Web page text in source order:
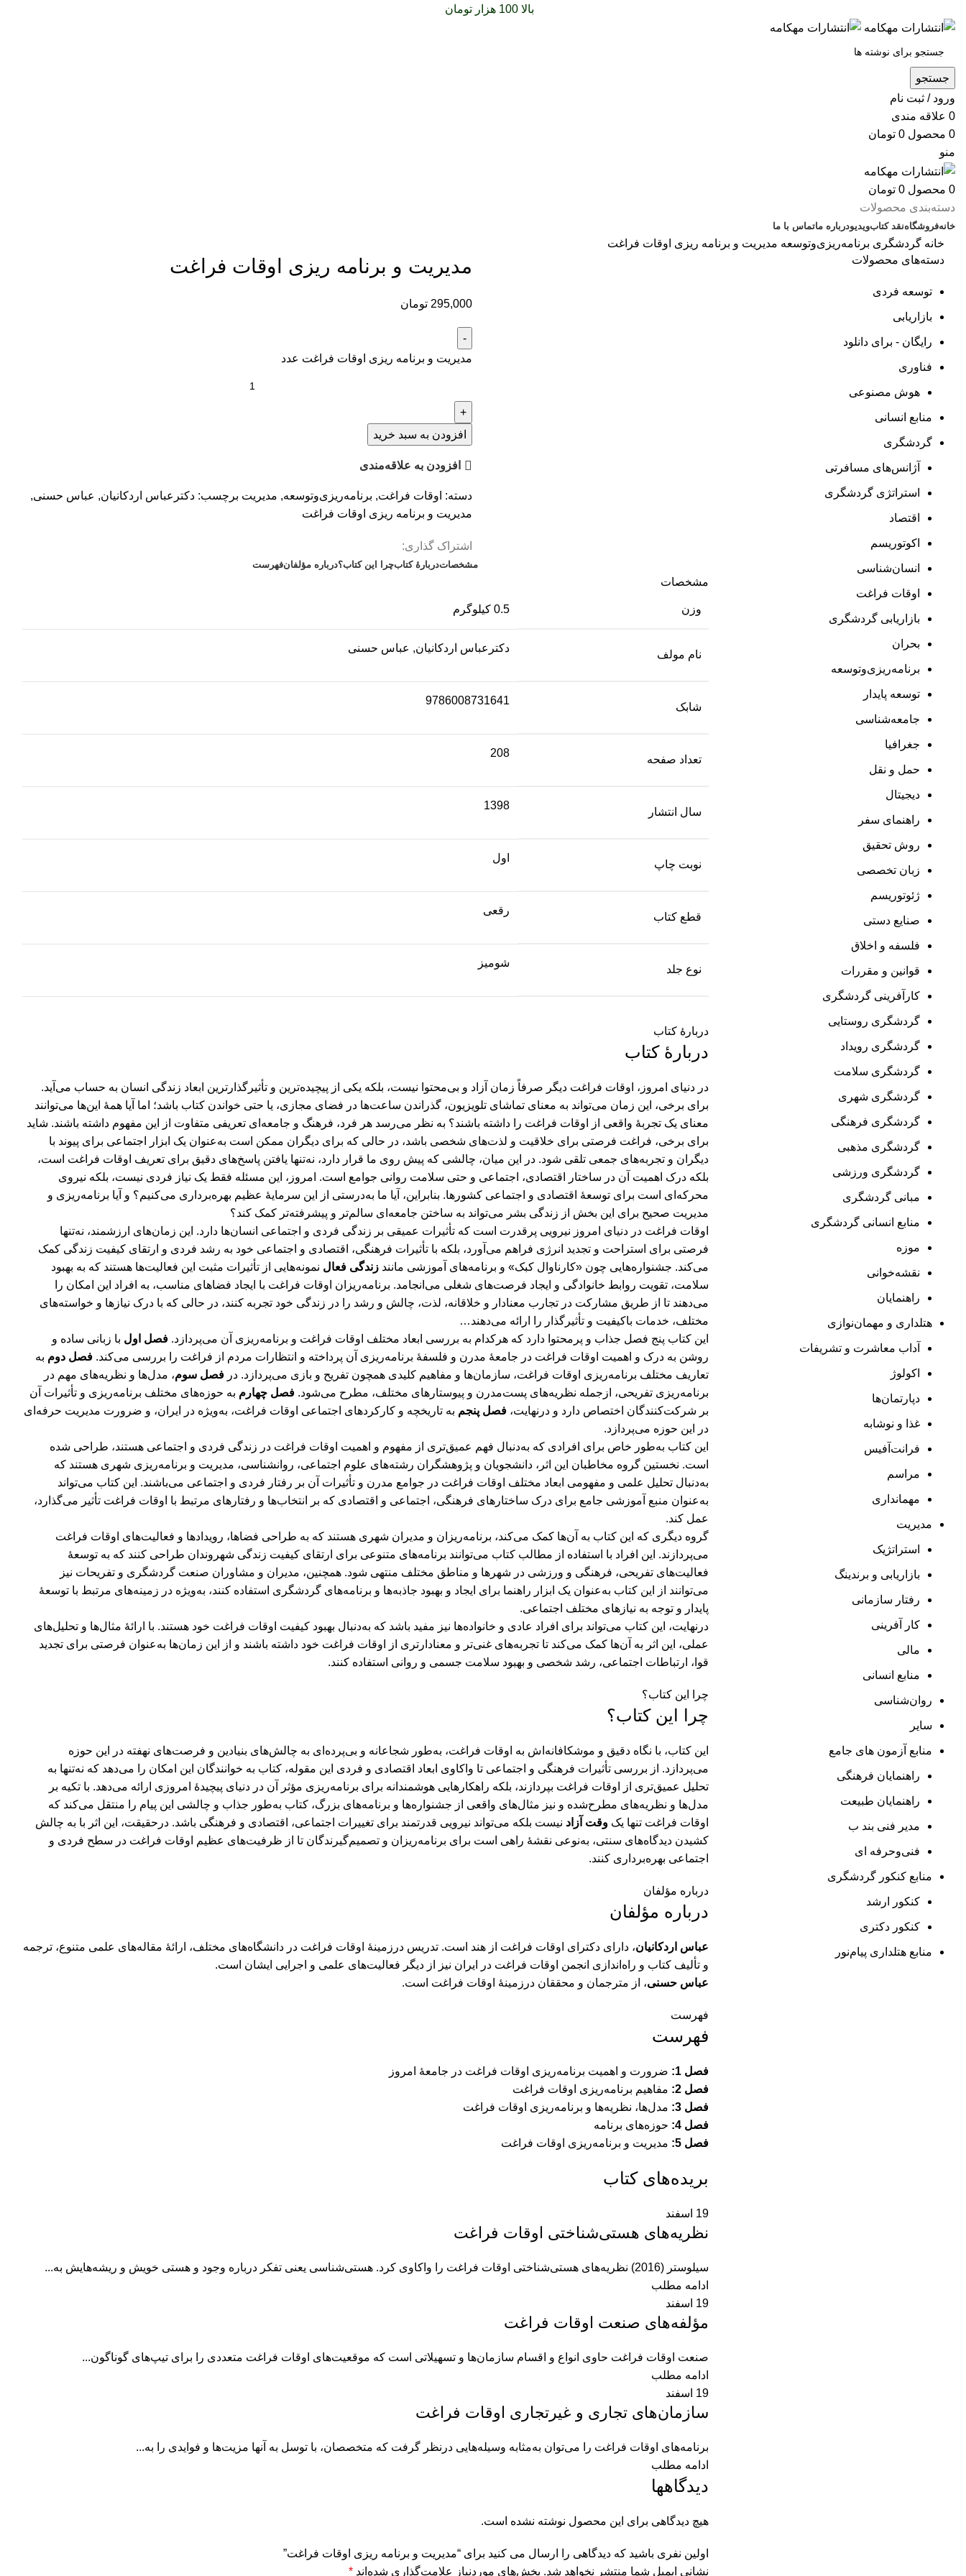
بالا 100 هزار تومان
جستجو
ورود / ثبت نام
0 علاقه مندی
0 محصول 0 تومان
منو
0 محصول 0 تومان
دسته‌بندی محصولات
خانهفروشگاهنقد کتابویدیودرباره‌ ماتماس با ما
خانه گردشگری برنامه‌ریزی‌وتوسعه مدیریت و برنامه ریزی اوقات فراغت
مدیریت و برنامه ریزی اوقات فراغت
295,000 تومان
مدیریت و برنامه ریزی اوقات فراغت عدد
افزودن به سبد خرید
افزودن به علاقه‌مندی
دسته: اوقات فراغت, برنامه‌ریزی‌وتوسعه, مدیریت برچسب: دکترعباس اردکانیان, عباس حسنی,
مدیریت و برنامه ریزی اوقات فراغت
اشتراک گذاری:
مشخصاتدربارهٔ کتابچرا این کتاب؟درباره مؤلفانفهرست
مشخصات
وزن 0.5 کیلوگرم
نام مولف
دکترعباس اردکانیان, عباس حسنی
شابک
9786008731641
تعداد صفحه
208
سال انتشار
1398
نوبت چاپ
اول
قطع کتاب
رقعی
نوع جلد
شومیز
دربارهٔ کتاب
دربارهٔ کتاب
در دنیای امروز، اوقات فراغت دیگر صرفاً زمان آزاد و بی‌محتوا نیست، بلکه یکی از پیچیده‌ترین و تأثیرگذارترین ابعاد زندگی انسان به حساب می‌آید.
برای برخی، این زمان می‌تواند به معنای تماشای تلویزیون، گذراندن ساعت‌ها در فضای مجازی، یا حتی خواندن کتاب باشد؛ اما آیا همۀ این‌ها می‌توانند
معنای یک تجربۀ واقعی از اوقات فراغت را داشته باشند؟ به نظر می‌رسد هر فرد، فرهنگ و جامعه‌ای تعریفی متفاوت از این مفهوم داشته باشند. شاید
برای برخی، فراغت فرصتی برای خلاقیت و لذت‌های شخصی باشد، در حالی که برای دیگران ممکن است به‌عنوان یک ابزار اجتماعی برای پیوند با
دیگران و تجربه‌های جمعی تلقی شود. در این میان، چالشی که پیش روی ما قرار دارد، نه‌تنها یافتن پاسخ‌های دقیق برای تعریف اوقات فراغت است،
بلکه درک اهمیت آن در ساختار اقتصادی، اجتماعی و حتی سلامت روانی جوامع است. امروز، این مسئله فقط یک نیاز فردی نیست، بلکه نیروی
محرکه‌ای است برای توسعۀ اقتصادی و اجتماعی کشورها. بنابراین، آیا ما به‌درستی از این سرمایۀ عظیم بهره‌برداری می‌کنیم؟ و آیا برنامه‌ریزی و
مدیریت صحیح برای این بخش از زندگی بشر می‌تواند به ساختن جامعه‌ای سالم‌تر و پیشرفته‌تر کمک کند؟
اوقات فراغت در دنیای امروز نیرویی پرقدرت است که تأثیرات عمیقی بر زندگی فردی و اجتماعی انسان‌ها دارد. این زمان‌های ارزشمند، نه‌تنها
فرصتی برای استراحت و تجدید انرژی فراهم می‌آورد، بلکه با تأثیرات فرهنگی، اقتصادی و اجتماعی خود به رشد فردی و ارتقای کیفیت زندگی کمک
می‌کند. جشنواره‌هایی چون «کارناوال کبک» و برنامه‌های آموزشی مانندزندگی فعال نمونه‌هایی از تأثیرات مثبت این فعالیت‌ها هستند که به بهبود
سلامت، تقویت روابط خانوادگی و ایجاد فرصت‌های شغلی می‌انجامد. برنامه‌ریزان اوقات فراغت با ایجاد فضاهای مناسب، به افراد این امکان را
می‌دهند تا از طریق مشارکت در تجارب معنادار و خلاقانه، لذت، چالش و رشد را در زندگی خود تجربه کنند، در حالی که با درک نیازها و خواسته‌های
مختلف، خدمات باکیفیت و تأثیرگذار را ارائه می‌دهند…
این کتاب پنج فصل جذاب و پرمحتوا دارد که هرکدام به بررسی ابعاد مختلف اوقات فراغت و برنامه‌ریزی آن می‌پردازد.فصل اول با زبانی ساده و
روشن به درک و اهمیت اوقات فراغت در جامعۀ مدرن و فلسفۀ برنامه‌ریزی آن پرداخته و انتظارات مردم از فراغت را بررسی می‌کند.فصل دوم به
تعاریف مختلف برنامه‌ریزی اوقات فراغت، سازمان‌ها و مفاهیم کلیدی همچون تفریح و بازی می‌پردازد. درفصل سوم، مدل‌ها و نظریه‌های مهم در
برنامه‌ریزی تفریحی، ازجمله نظریه‌های پست‌مدرن و پیوستارهای مختلف، مطرح می‌شود.فصل چهارم به حوزه‌های مختلف برنامه‌ریزی و تأثیرات آن
بر شرکت‌کنندگان اختصاص دارد و درنهایت،فصل پنجم به تاریخچه و کارکردهای اجتماعی اوقات فراغت، به‌ویژه در ایران، و ضرورت مدیریت حرفه‌ای
در این حوزه می‌پردازد.
این کتاب به‌طور خاص برای افرادی که به‌دنبال فهم عمیق‌تری از مفهوم و اهمیت اوقات فراغت در زندگی فردی و اجتماعی هستند، طراحی شده
است. نخستین گروه مخاطبان این اثر، دانشجویان و پژوهشگران رشته‌های علوم اجتماعی، روانشناسی، مدیریت و برنامه‌ریزی شهری هستند که
به‌دنبال تحلیل علمی و مفهومی ابعاد مختلف اوقات فراغت در جوامع مدرن و تأثیرات آن بر رفتار فردی و اجتماعی می‌باشند. این کتاب می‌تواند
به‌عنوان منبع آموزشی جامع برای درک ساختارهای فرهنگی، اجتماعی و اقتصادی که بر انتخاب‌ها و رفتارهای مرتبط با اوقات فراغت تأثیر می‌گذارد،
عمل کند.
گروه دیگری که این کتاب به آن‌ها کمک می‌کند، برنامه‌ریزان و مدیران شهری هستند که به طراحی فضاها، رویدادها و فعالیت‌های اوقات فراغت
می‌پردازند. این افراد با استفاده از مطالب کتاب می‌توانند برنامه‌های متنوعی برای ارتقای کیفیت زندگی شهروندان طراحی کنند که به توسعۀ
فعالیت‌های تفریحی، فرهنگی و ورزشی در شهرها و مناطق مختلف منتهی شود. همچنین، مدیران و مشاوران صنعت گردشگری و تفریحات نیز
می‌توانند از این کتاب به‌عنوان یک ابزار راهنما برای ایجاد و بهبود جاذبه‌ها و برنامه‌های گردشگری استفاده کنند، به‌ویژه در زمینه‌های مرتبط با توسعۀ
پایدار و توجه به نیازهای مختلف اجتماعی.
درنهایت، این کتاب می‌تواند برای افراد عادی و خانواده‌ها نیز مفید باشد که به‌دنبال بهبود کیفیت اوقات فراغت خود هستند. با ارائۀ مثال‌ها و تحلیل‌های
عملی، این اثر به آن‌ها کمک می‌کند تا تجربه‌های غنی‌تر و معنادارتری از اوقات فراغت خود داشته باشند و از این زمان‌ها به‌عنوان فرصتی برای تجدید
قوا، ارتباطات اجتماعی، رشد شخصی و بهبود سلامت جسمی و روانی استفاده کنند.
چرا این کتاب؟
چرا این کتاب؟
این کتاب، با نگاه دقیق و موشکافانه‌اش به اوقات فراغت، به‌طور شجاعانه و بی‌پرده‌ای به چالش‌های بنیادین و فرصت‌های نهفته در این حوزه
می‌پردازد. از بررسی تأثیرات فرهنگی و اجتماعی تا واکاوی ابعاد اقتصادی و فردی این مقوله، کتاب به خوانندگان این امکان را می‌دهد که نه‌تنها به
تحلیل عمیق‌تری از اوقات فراغت بپردازند، بلکه راهکارهایی هوشمندانه برای برنامه‌ریزی مؤثر آن در دنیای پیچیدۀ امروزی ارائه می‌دهد. با تکیه بر
مدل‌ها و نظریه‌های مطرح‌شده و نیز مثال‌های واقعی از جشنواره‌ها و برنامه‌های بزرگ، کتاب به‌طور جذاب و چالشی این پیام را منتقل می‌کند که
اوقات فراغت تنها یکوقت آزاد نیست بلکه می‌تواند نیرویی قدرتمند برای تغییرات اجتماعی، اقتصادی و فرهنگی باشد. درحقیقت، این اثر با به چالش
کشیدن دیدگاه‌های سنتی، به‌نوعی نقشۀ راهی است برای برنامه‌ریزان و تصمیم‌گیرندگان تا از ظرفیت‌های عظیم اوقات فراغت در سطح فردی و
اجتماعی بهره‌برداری کنند.
درباره مؤلفان
درباره مؤلفان
عباس اردکانیان، دارای دکترای اوقات فراغت از هند است. تدریس درزمینۀ اوقات فراغت در دانشگاه‌های مختلف، ارائۀ مقاله‌های علمی متنوع، ترجمه
و تألیف کتاب و راه‌اندازی انجمن اوقات فراغت در ایران نیز از دیگر فعالیت‌های علمی و اجرایی ایشان است.
عباس حسنی، از مترجمان و محققان درزمینۀ اوقات فراغت است.
فهرست
فهرست
فصل 1:
ضرورت و اهميت برنامه‌ريزی اوقات فراغت در جامعۀ امروز
فصل 2:
مفاهيم برنامه‌ريزی اوقات فراغت
فصل 3:
مدل‌ها، نظريه‌ها و برنامه‌ريزی اوقات فراغت
فصل 4:
حوزه‌های برنامه
فصل 5:
مديريت و برنامه‌ريزی اوقات فراغت
بریده‌های کتاب
19 اسفند
نظریه‌های هستی‌شناختی اوقات فراغت
سیلوستر (2016) نظریه‌های هستی‌شناختی اوقات فراغت را واکاوی کرد. هستی‌شناسی یعنی تفکر درباره وجود و هستی خویش و ریشه‌هایش به...
ادامه مطلب
19 اسفند
مؤلفه‌های صنعت اوقات فراغت
صنعت اوقات فراغت حاوی انواع و اقسام سازمان‌ها و تسهیلاتی است که موقعیت‌های اوقات فراغت متعددی را برای تیپ‌های گوناگون...
ادامه مطلب
19 اسفند
سازمان‌های تجاری و غیرتجاری اوقات فراغت
برنامه‌های اوقات فراغت را می‌توان به‌مثابه وسیله‌هایی درنظر گرفت که متخصصان، با توسل به آنها مزیت‌ها و فوایدی را به...
ادامه مطلب
دیدگاهها
هیچ دیدگاهی برای این محصول نوشته نشده است.
اولین نفری باشید که دیدگاهی را ارسال می کنید برای “مدیریت و برنامه ریزی اوقات فراغت”
نشانی ایمیل شما منتشر نخواهد شد. بخش‌های موردنیاز علامت‌گذاری شده‌اند*
دسته‌های محصولات
توسعه فردی
بازاریابی
رایگان - برای دانلود
فناوری
هوش مصنوعی
منابع انسانی
گردشگری
آژانس‌های مسافرتی
استراتژی گردشگری
اقتصاد
اکوتوریسم
انسان‌شناسی
اوقات فراغت
بازاریابی گردشگری
بحران
برنامه‌ریزی‌وتوسعه
توسعه پایدار
جامعه‌شناسی
جغرافیا
حمل و نقل
دیجیتال
راهنمای سفر
روش تحقیق
زبان تخصصی
ژئوتوریسم
صنایع دستی
فلسفه و اخلاق
قوانین و مقررات
کارآفرینی گردشگری
گردشگری روستایی
گردشگری رویداد
گردشگری سلامت
گردشگری شهری
گردشگری فرهنگی
گردشگری مذهبی
گردشگری ورزشی
مبانی گردشگری
منابع انسانی گردشگری
موزه
نقشه‌خوانی
راهنمایان
هتلداری و مهمان‌نوازی
آداب معاشرت و تشریفات
اکولوژ
دپارتمان‌ها
غذا و نوشابه
فرانت‌آفیس
مراسم
مهمانداری
مدیریت
استراتژیک
بازاریابی و برندینگ
رفتار سازمانی
کار آفرینی
مالی
منابع انسانی
روان‌شناسی
سایر
منابع آزمون های جامع
راهنمایان فرهنگی
راهنمایان طبیعت
مدیر فنی بند ب
فنی‌وحرفه‌ ای
منابع کنکور گردشگری
کنکور ارشد
کنکور دکتری
منابع هتلداری پیام‌نور